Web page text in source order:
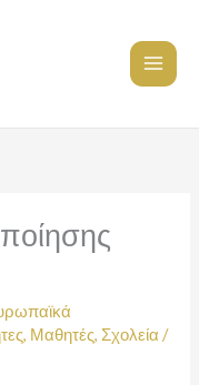
, Μαθητές, Σχολεία /